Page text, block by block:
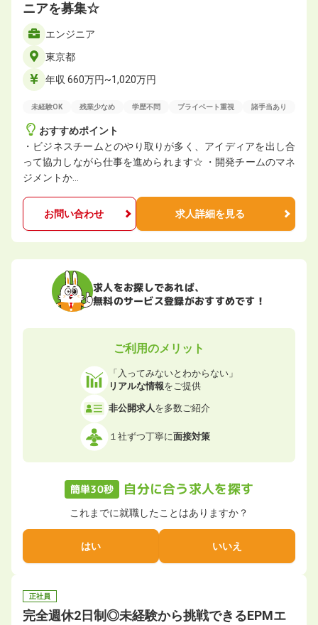
ニアを募集☆
エンジニア
東京都
年収 660万円~1,020万円
未経験OK 残業少なめ 学歴不問 プライベート重視 諸手当あり
おすすめポイント
・ビジネスチームとのやり取りが多く、アイディアを出し合
って協力しながら仕事を進められます☆ ・開発チームのマネ
ジメントか…
お問い合わせ 求人詳細を見る
求人をお探しであれば、
無料のサービス登録がおすすめです！
ご利用のメリット
「入ってみないとわからない」
リアルな情報をご提供
非公開求人を多数ご紹介
１社ずつ丁寧に面接対策
簡単30秒 自分に合う求人を探す
これまでに就職したことはありますか？
はい いいえ
正社員
完全週休2日制◎未経験から挑戦できるEPMエ